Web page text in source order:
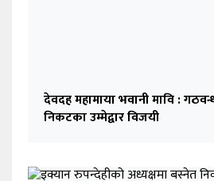
देवदह महामाया भवानी मावि :
निकटका उम्मेद्वार विजयी